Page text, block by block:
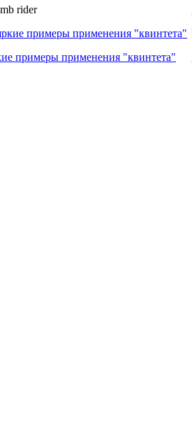
rider
примеры применения "квинтета"